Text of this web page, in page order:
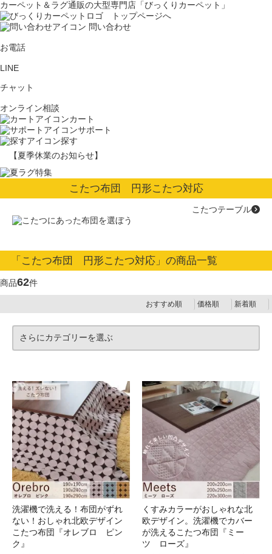
カーペット＆ラグ通販の大型専門店「びっくりカーペット」
問い合わせ
お電話
LINE
チャット
オンライン相談
カート
サポート
探す
【夏季休業のお知らせ】
こたつ布団 円形こたつ対応
こたつテーブル
「こたつ布団 円形こたつ対応」の商品一覧
商品62件
おすすめ順 価格順 新着順
さらにカテゴリーを選ぶ
洗濯機で洗える！布団がずれ
ない！おしゃれ北欧デザイン
こたつ布団『オレブロ ピン
ク』
くすみカラーがおしゃれな北
欧デザイン。洗濯機でカバー
が洗えるこたつ布団『ミー
ツ ローズ』